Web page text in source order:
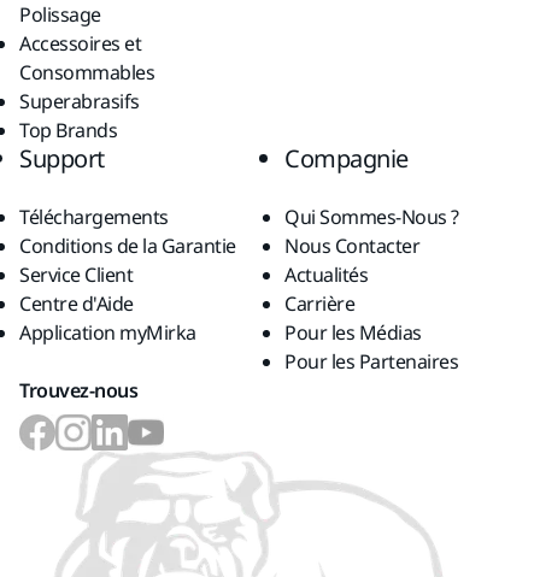
Polissage
Accessoires et
Consommables
Superabrasifs
Top Brands
Support
Téléchargements
Conditions de la Garantie
Service Client
Centre d'Aide
Application myMirka
Compagnie
Qui Sommes-Nous ?
Nous Contacter
Actualités
Carrière
Pour les Médias
Pour les Partenaires
Trouvez-nous